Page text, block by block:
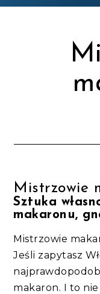
Mistrzowie
Sztuka
makaronu,
Mistrzowie
Jeśli zapytasz
makaron. I to